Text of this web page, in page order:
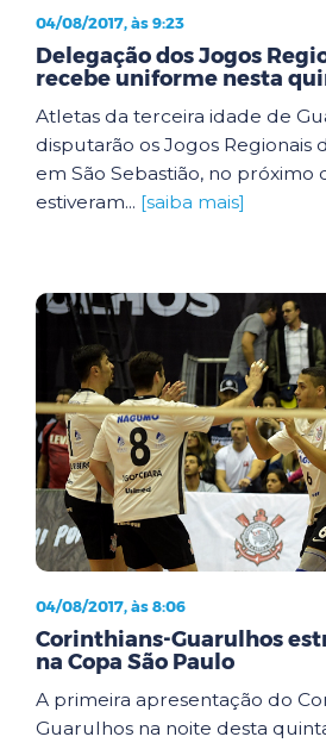
04/08/2017, às 9:23
Delegação dos Jogos
recebe uniforme nesta
Atletas da terceira idade de
disputarão os Jogos Regionais
em São Sebastião, no próximo
estiveram... [saiba mais]
04/08/2017, às 8:06
Corinthians-Guarulhos
na Copa São Paulo
A primeira apresentação do
Guarulhos na noite desta